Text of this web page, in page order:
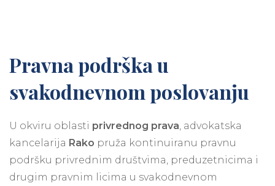
Pravna podrška u
svakodnevnom poslovanju
U okviru oblasti privrednog prava, advokatska
kancelarija Rako pruža kontinuiranu pravnu
podršku privrednim društvima, preduzetnicima i
drugim pravnim licima u svakodnevnom